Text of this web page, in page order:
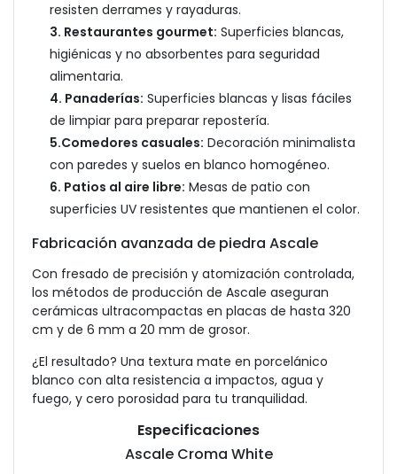
resisten derrames y rayaduras.
3. Restaurantes gourmet: Superficies blancas,
higiénicas y no absorbentes para seguridad
alimentaria.
4. Panaderías: Superficies blancas y lisas fáciles
de limpiar para preparar repostería.
5.Comedores casuales: Decoración minimalista
con paredes y suelos en blanco homogéneo.
6. Patios al aire libre: Mesas de patio con
superficies UV resistentes que mantienen el color.
Fabricación avanzada de piedra Ascale
Con fresado de precisión y atomización controlada,
los métodos de producción de Ascale aseguran
cerámicas ultracompactas en placas de hasta 320
cm y de 6 mm a 20 mm de grosor.
¿El resultado? Una textura mate en porcelánico
blanco con alta resistencia a impactos, agua y
fuego, y cero porosidad para tu tranquilidad.
Especificaciones
Ascale Croma White